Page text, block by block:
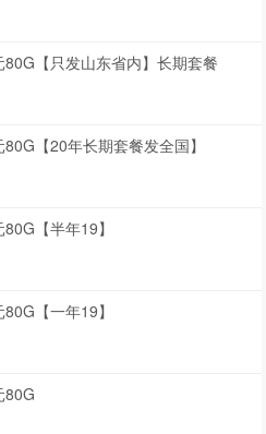
【只发山东省内】长期套餐
【20年长期套餐发全国】
【半年19】
【一年19】
80G